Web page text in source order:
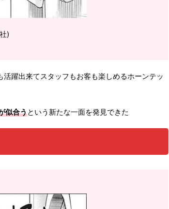
)
躍出来てスタッフもお客も楽しめるホーンテッ
似合うという新たな一面を発見できた